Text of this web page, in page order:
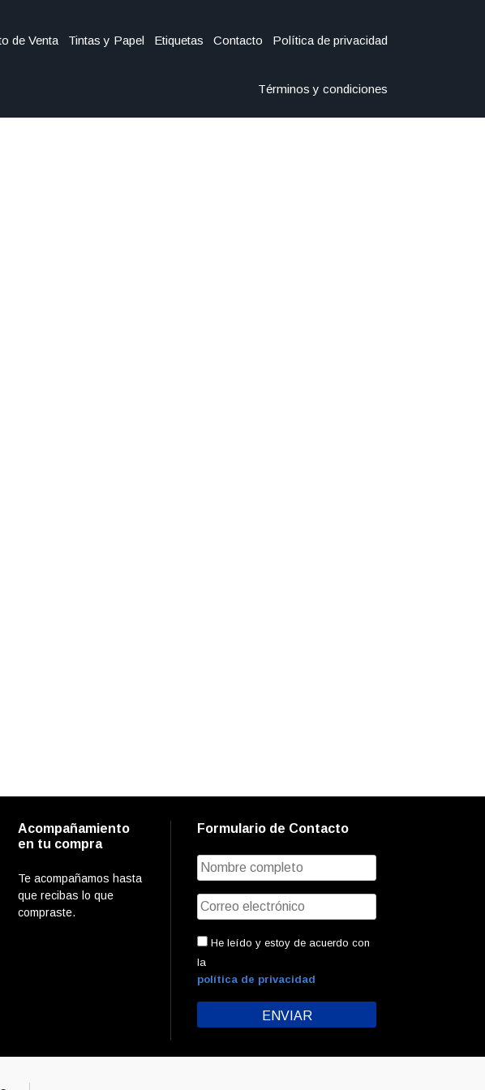
de Venta Tintas y Papel Etiquetas Contacto Política de privacidad
Términos y condiciones
Acompañamiento
en tu compra
Te acompañamos hasta
que recibas lo que
compraste.
Formulario de Contacto
He leído y estoy de acuerdo con
la
política de privacidad